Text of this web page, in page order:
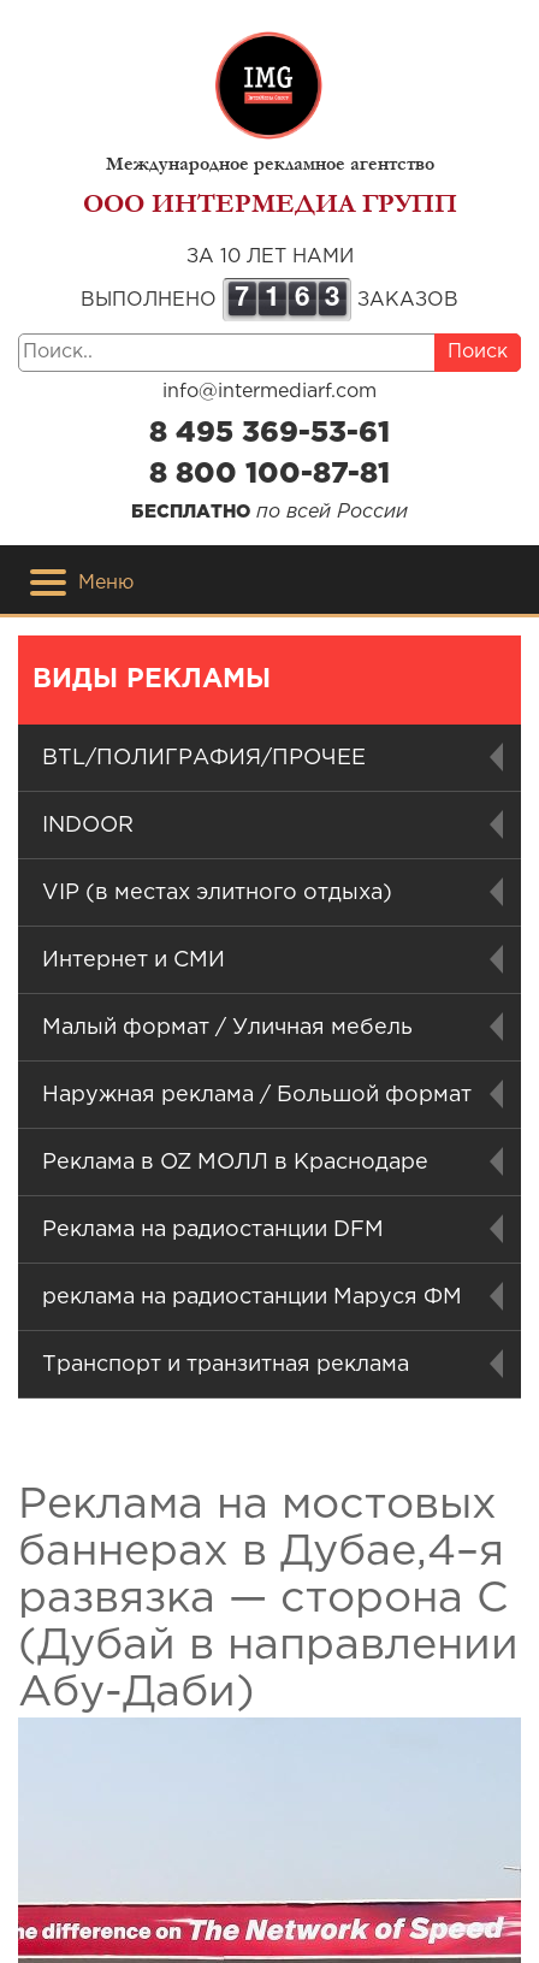
Международное рекламное агентство
ООО ИНТЕРМЕДИА ГРУПП
ЗА 10 ЛЕТ НАМИ
ВЫПОЛНЕНО 7 1 6 3 ЗАКАЗОВ
Поиск
info@intermediarf.com
8 495 369-53-61
8 800 100-87-81
БЕСПЛАТНО по всей России
Меню
ВИДЫ РЕКЛАМЫ
BTL/ПОЛИГРАФИЯ/ПРОЧЕЕ
INDOOR
VIP (в местах элитного отдыха)
Интернет и СМИ
Малый формат / Уличная мебель
Наружная реклама / Большой формат
Реклама в OZ МОЛЛ в Краснодаре
Реклама на радиостанции DFM
реклама на радиостанции Маруся ФМ
Транспорт и транзитная реклама
Реклама на мостовых
баннерах в Дубае,4–я
развязка — сторона C
(Дубай в направлении
Абу-Даби)